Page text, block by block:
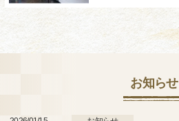
お知らせ